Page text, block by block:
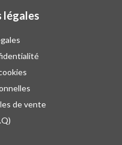
légales
de vente